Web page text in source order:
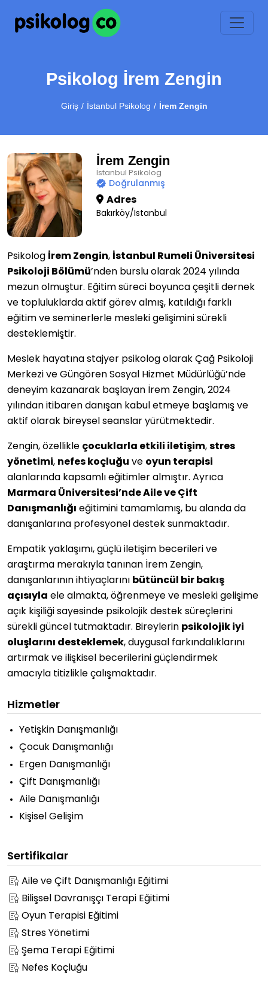
Psikolog İrem Zengin
Giriş İstanbul Psikolog İrem Zengin
İrem Zengin
İstanbul Psikolog
Doğrulanmış
Adres
Bakırköy/İstanbul
Psikolog İrem Zengin, İstanbul Rumeli Üniversitesi
Psikoloji Bölümü’nden burslu olarak 2024 yılında
mezun olmuştur. Eğitim süreci boyunca çeşitli dernek
ve topluluklarda aktif görev almış, katıldığı farklı
eğitim ve seminerlerle mesleki gelişimini sürekli
desteklemiştir.
Meslek hayatına stajyer psikolog olarak Çağ Psikoloji
Merkezi ve Güngören Sosyal Hizmet Müdürlüğü’nde
deneyim kazanarak başlayan İrem Zengin, 2024
yılından itibaren danışan kabul etmeye başlamış ve
aktif olarak bireysel seanslar yürütmektedir.
Zengin, özellikle çocuklarla etkili iletişim, stres
yönetimi, nefes koçluğu ve oyun terapisi
alanlarında kapsamlı eğitimler almıştır. Ayrıca
Marmara Üniversitesi’nde Aile ve Çift
Danışmanlığı eğitimini tamamlamış, bu alanda da
danışanlarına profesyonel destek sunmaktadır.
Empatik yaklaşımı, güçlü iletişim becerileri ve
araştırma merakıyla tanınan İrem Zengin,
danışanlarının ihtiyaçlarını bütüncül bir bakış
açısıyla ele almakta, öğrenmeye ve mesleki gelişime
açık kişiliği sayesinde psikolojik destek süreçlerini
sürekli güncel tutmaktadır. Bireylerin psikolojik iyi
oluşlarını desteklemek, duygusal farkındalıklarını
artırmak ve ilişkisel becerilerini güçlendirmek
amacıyla titizlikle çalışmaktadır.
Hizmetler
Yetişkin Danışmanlığı
Çocuk Danışmanlığı
Ergen Danışmanlığı
Çift Danışmanlığı
Aile Danışmanlığı
Kişisel Gelişim
Sertifikalar
Aile ve Çift Danışmanlığı Eğitimi
Bilişsel Davranışçı Terapi Eğitimi
Oyun Terapisi Eğitimi
Stres Yönetimi
Şema Terapi Eğitimi
Nefes Koçluğu